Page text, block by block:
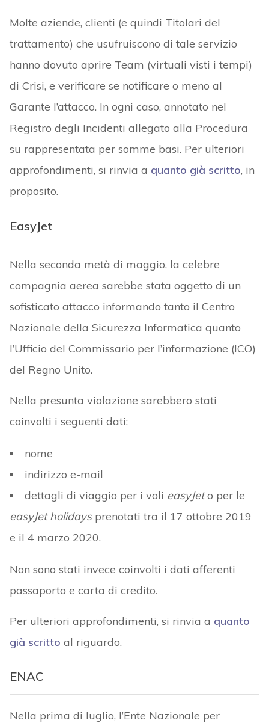
Molte aziende, clienti (e quindi Titolari del
trattamento) che usufruiscono di tale servizio
hanno dovuto aprire Team (virtuali visti i tempi)
di Crisi, e verificare se notificare o meno al
Garante l’attacco. In ogni caso, annotato nel
Registro degli Incidenti allegato alla Procedura
su rappresentata per somme basi. Per ulteriori
approfondimenti, si rinvia a quanto già scritto, in
proposito.
EasyJet
Nella seconda metà di maggio, la celebre
compagnia aerea sarebbe stata oggetto di un
sofisticato attacco informando tanto il Centro
Nazionale della Sicurezza Informatica quanto
l’Ufficio del Commissario per l’informazione (ICO)
del Regno Unito.
Nella presunta violazione sarebbero stati
coinvolti i seguenti dati:
nome
indirizzo e-mail
dettagli di viaggio per i voli easyJeto per le
easyJet holidaysprenotati tra il 17 ottobre 2019
e il 4 marzo 2020.
Non sono stati invece coinvolti i dati afferenti
passaporto e carta di credito.
Per ulteriori approfondimenti, si rinvia a quanto
già scritto al riguardo.
ENAC
Nella prima di luglio, l’Ente Nazionale per